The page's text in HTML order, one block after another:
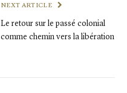
NEXT ARTICLE
Le retour sur le passé colonial
comme chemin vers la libération